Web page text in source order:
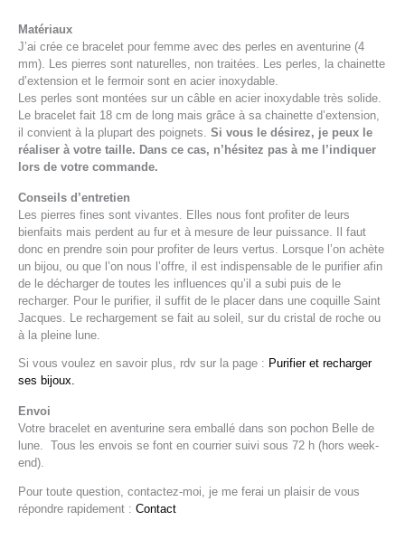
Matériaux
J’ai crée ce bracelet pour femme avec des perles en aventurine (4
mm). Les pierres sont naturelles, non traitées. Les perles, la chainette
d’extension et le fermoir sont en acier inoxydable.
Les perles sont montées sur un câble en acier inoxydable très solide.
Le bracelet fait 18 cm de long mais grâce à sa chainette d’extension,
il convient à la plupart des poignets. Si vous le désirez, je peux le
réaliser à votre taille. Dans ce cas, n’hésitez pas à me l’indiquer
lors de votre commande.
Conseils d’entretien
Les pierres fines sont vivantes. Elles nous font profiter de leurs
bienfaits mais perdent au fur et à mesure de leur puissance. Il faut
donc en prendre soin pour profiter de leurs vertus. Lorsque l’on achète
un bijou, ou que l’on nous l’offre, il est indispensable de le purifier afin
de le décharger de toutes les influences qu’il a subi puis de le
recharger. Pour le purifier, il suffit de le placer dans une coquille Saint
Jacques. Le rechargement se fait au soleil, sur du cristal de roche ou
à la pleine lune.
Si vous voulez en savoir plus, rdv sur la page : Purifier et recharger
ses bijoux.
Envoi
Votre bracelet en aventurine sera emballé dans son pochon Belle de
lune. Tous les envois se font en courrier suivi sous 72 h (hors week-
end).
Pour toute question, contactez-moi, je me ferai un plaisir de vous
répondre rapidement : Contact